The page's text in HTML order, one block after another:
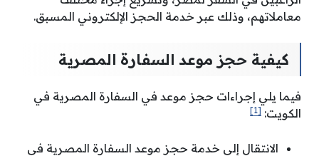
معاملاتهم، وذلك عبر خدمة الحجز الإلكتروني المسبق.
كيفية حجز موعد السفارة المصرية
فيما يلي إجراءات حجز موعد في السفارة المصرية في
الكويت: [1]
الانتقال إلى خدمة حجز موعد السفارة المصرية في